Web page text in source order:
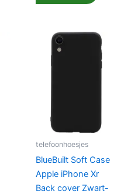
telefoonhoesjes
BlueBuilt Soft Case
Apple iPhone Xr
Back cover Zwart-